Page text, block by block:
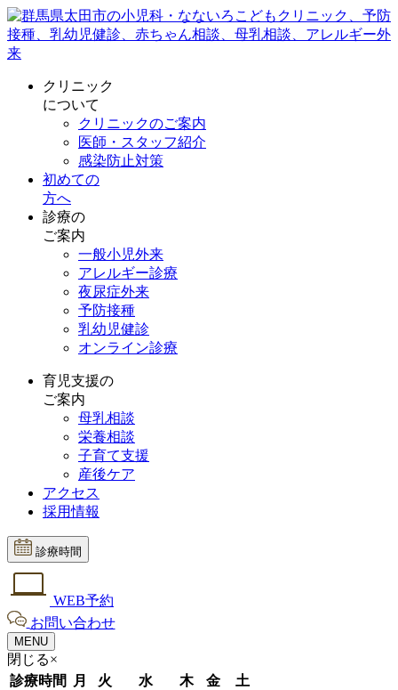
クリニック
について
クリニックのご案内
医師・スタッフ紹介
感染防止対策
初めての
方へ
診療の
ご案内
一般小児外来
アレルギー診療
夜尿症外来
予防接種
乳幼児健診
オンライン診療
育児支援の
ご案内
母乳相談
栄養相談
子育て支援
産後ケア
アクセス
採用情報
診療時間
WEB予約
お問い合わせ
MENU
閉じる×
診療時間
月 火 水 木 金
土